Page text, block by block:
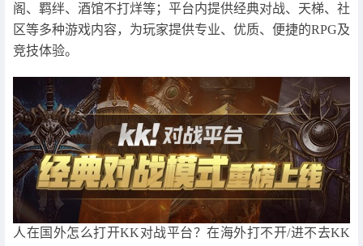
阁、羁绊、酒馆不打烊等；平台内提供经典对战、天梯、社
区等多种游戏内容，为玩家提供专业、优质、便捷的RPG及
竞技体验。
人在国外怎么打开KK对战平台？在海外打不开/进不去KK